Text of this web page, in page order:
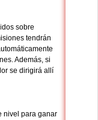
sobre
tendrán
Además, si
se dirigirá allí
nivel para ganar